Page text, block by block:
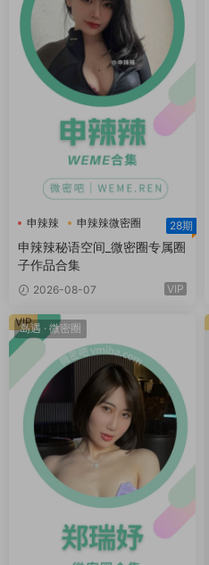
申辣辣
申辣辣微密圈
申辣辣秘语空间
28期
申辣辣秘语空间_微密圈专属圈
子作品合集
2026-08-07 VIP
岛遇 · 微密圈
VIP